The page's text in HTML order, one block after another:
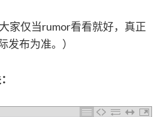
家仅当rumor看看就好，真正
发布为准。）